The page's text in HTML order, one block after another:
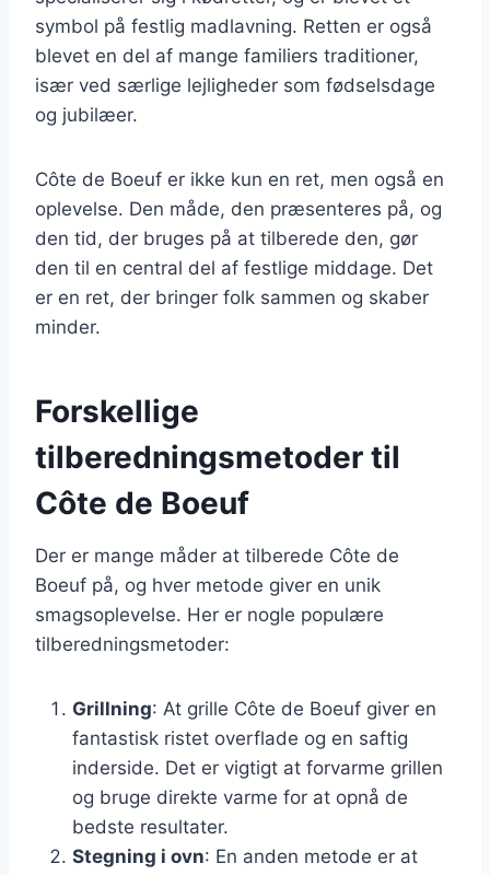
symbol på festlig madlavning. Retten er også
blevet en del af mange familiers traditioner,
især ved særlige lejligheder som fødselsdage
og jubilæer.
Côte de Boeuf er ikke kun en ret, men også en
oplevelse. Den måde, den præsenteres på, og
den tid, der bruges på at tilberede den, gør
den til en central del af festlige middage. Det
er en ret, der bringer folk sammen og skaber
minder.
Forskellige
tilberedningsmetoder til
Côte de Boeuf
Der er mange måder at tilberede Côte de
Boeuf på, og hver metode giver en unik
smagsoplevelse. Her er nogle populære
tilberedningsmetoder:
Grillning: At grille Côte de Boeuf giver en
fantastisk ristet overflade og en saftig
inderside. Det er vigtigt at forvarme grillen
og bruge direkte varme for at opnå de
bedste resultater.
Stegning i ovn: En anden metode er at